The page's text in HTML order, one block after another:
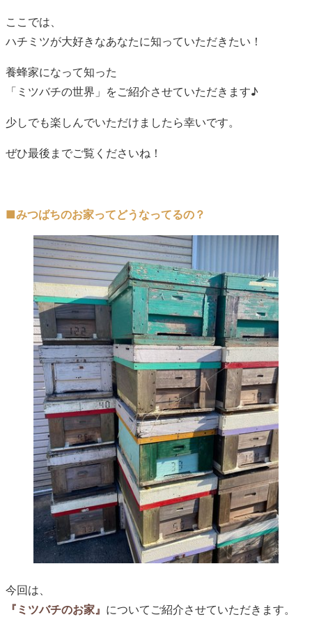
ここでは、
ハチミツが大好きなあなたに知っていただきたい！
養蜂家になって知った
「ミツバチの世界」をご紹介させていただきます♪
少しでも楽しんでいただけましたら幸いです。
ぜひ最後までご覧くださいね！
■みつばちのお家ってどうなってるの？
今回は、
『ミツバチのお家』 についてご紹介させていただきます。